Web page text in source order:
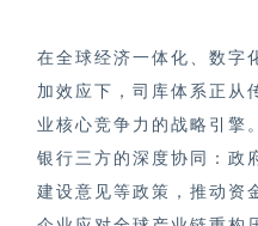
在全球经济一体化、数字
加效应下，司库体系正从
业核心竞争力的战略引擎
银行三方的深度协同：政
建设意见等政策，推动资